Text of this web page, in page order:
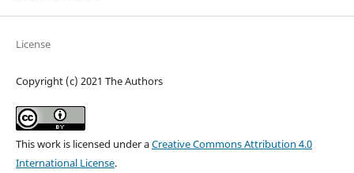
License
Copyright (c) 2021 The Authors
This work is licensed under aCreative Commons Attribution 4.0
International License.